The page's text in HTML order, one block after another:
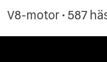
V8-motor • 587